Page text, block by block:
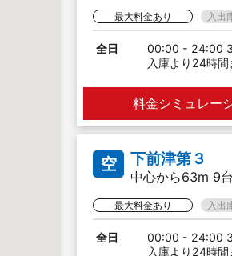
最大料金あり 入出
全日
00:00 - 24:00
入庫より24時
料金シミュレー
空 下前津第３
中心から63m 9台
最大料金あり 入出
全日
00:00 - 24:00
入庫より24時